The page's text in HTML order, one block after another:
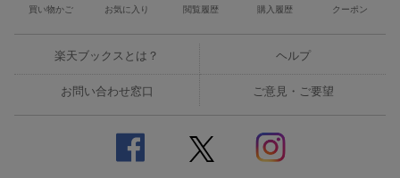
買い物かご お気に入り 閲覧履歴 購入履歴 クーポン
楽天ブックスとは？ ヘルプ
お問い合わせ窓口 ご意見・ご要望